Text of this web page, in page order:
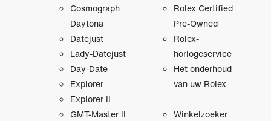
Cosmograph
Daytona
Datejust
Lady-Datejust
Day-Date
Explorer
Explorer II
GMT-Master II
Rolex Certified
Pre‑Owned
Rolex-
horlogeservice
Het onderhoud
van uw Rolex
Winkelzoeker